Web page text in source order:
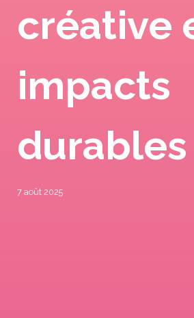
créative
impacts
durables
7 août 2025